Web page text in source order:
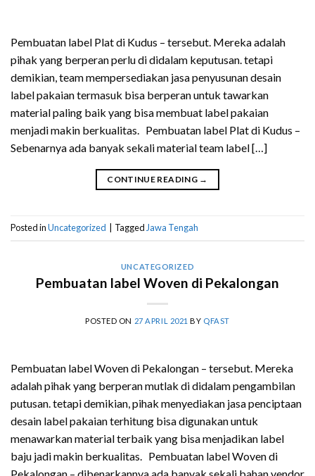
Pembuatan label Plat di Kudus – tersebut. Mereka adalah
pihak yang berperan perlu di didalam keputusan. tetapi
demikian, team mempersediakan jasa penyusunan desain
label pakaian termasuk bisa berperan untuk tawarkan
material paling baik yang bisa membuat label pakaian
menjadi makin berkualitas. Pembuatan label Plat di Kudus –
Sebenarnya ada banyak sekali material team label […]
CONTINUE READING →
Posted inUncategorized TaggedJawa Tengah
UNCATEGORIZED
Pembuatan label Woven di Pekalongan
POSTED ON 27 APRIL 2021 BY QFAST
Pembuatan label Woven di Pekalongan – tersebut. Mereka
adalah pihak yang berperan mutlak di didalam pengambilan
putusan. tetapi demikian, pihak menyediakan jasa penciptaan
desain label pakaian terhitung bisa digunakan untuk
menawarkan material terbaik yang bisa menjadikan label
baju jadi makin berkualitas. Pembuatan label Woven di
Pekalongan – dibenarkannya ada banyak sekali bahan vendor